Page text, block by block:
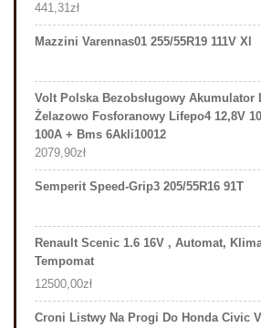
441,31zł
Mazzini Varennas01 255/55R19 111V Xl
Volt Polska Bezobsługowy Akumulator
Żelazowo Fosforanowy Lifepo4 12,8V
100A + Bms 6Akli10012
2079,90zł
Semperit Speed-Grip3 205/55R16 91T
Renault Scenic 1.6 16V , Automat,
Tempomat
12500,00zł
Croni Listwy Na Progi Do Honda Civic